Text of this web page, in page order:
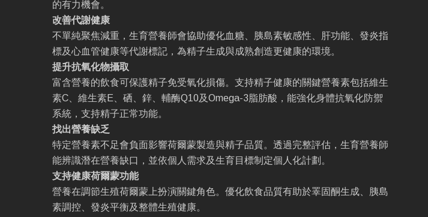
的有力機會。
改善代謝健康
不單純聚焦減重，生育營養師會協助優化血糖、胰島素敏感性、肝功能、發炎指
標及心血管健康等代謝標記，為精子生成與成熟創造更健康的環境。
提升抗氧化物攝取
富含營養的飲食可保護精子免受氧化損傷。支持精子健康的關鍵營養素包括維生
素C、維生素E、硒、鋅、輔酶Q10及Omega-3脂肪酸，能強化身體抗氧化防禦
系統，支持精子正常功能。
找出營養缺乏
特定營養素不足會負面影響荷爾蒙製造與精子品質。透過完整評估，生育營養師
能辨識潛在營養缺口，並依個人需求及生育目標制定個人化計劃。
支持健康荷爾蒙功能
營養在調節生殖荷爾蒙上扮演關鍵角色。優化飲食品質有助於睪固酮生成、胰島
素調控、發炎平衡及整體生殖健康。